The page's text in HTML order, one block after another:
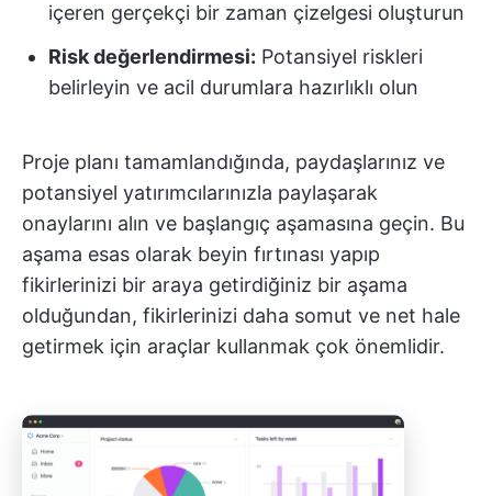
içeren gerçekçi bir zaman çizelgesi oluşturun
Risk değerlendirmesi: Potansiyel riskleri
belirleyin ve acil durumlara hazırlıklı olun
Proje planı tamamlandığında, paydaşlarınız ve
potansiyel yatırımcılarınızla paylaşarak
onaylarını alın ve başlangıç aşamasına geçin. Bu
aşama esas olarak beyin fırtınası yapıp
fikirlerinizi bir araya getirdiğiniz bir aşama
olduğundan, fikirlerinizi daha somut ve net hale
getirmek için araçlar kullanmak çok önemlidir.